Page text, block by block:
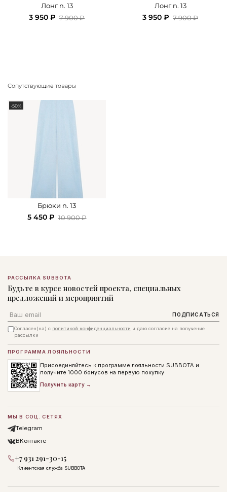
Лонг n. 13
3 950 ₽ 7 900 ₽
Лонг n. 13
3 950 ₽ 7 900 ₽
Сопутствующие товары
-50%
Брюки n. 13
5 450 ₽ 10 900 ₽
РАССЫЛКА SUBBOTA
Будьте в курсе новостей проекта, специальных
предложений и мероприятий
Email ПОДПИСАТЬСЯ
Согласен(на) с политикой конфиденциальности и даю согласие на получение
рассылки
ПРОГРАММА ЛОЯЛЬНОСТИ
Присоединяйтесь к программе лояльности SUBBOTA и
получите 1000 бонусов на первую покупку
Получить карту →
МЫ В СОЦ. СЕТЯХ
Telegram
ВКонтакте
+7 931 291-30-15
Клиентская служба SUBBOTA